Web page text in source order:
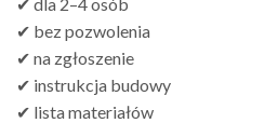
✔ bez pozwolenia
✔ na zgłoszenie
✔ instrukcja budowy
✔ lista materiałów